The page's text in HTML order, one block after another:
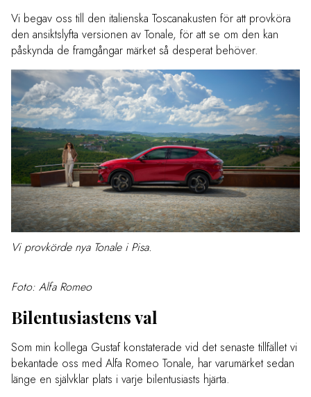
Vi begav oss till den italienska Toscanakusten för att provköra
den ansiktslyfta versionen av Tonale, för att se om den kan
påskynda de framgångar märket så desperat behöver.
Vi provkörde nya Tonale i Pisa.
Foto: Alfa Romeo
Bilentusiastens val
Som min kollega Gustaf konstaterade vid det senaste tillfället vi
bekantade oss med Alfa Romeo Tonale, har varumärket sedan
länge en självklar plats i varje bilentusiasts hjärta.